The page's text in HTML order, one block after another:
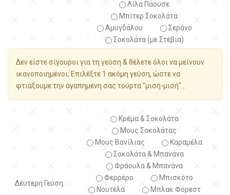
Λίλα Πάουσε
Μπίτερ Σοκολάτα
Αμυγδάλου
Σεράνο
Σοκολάτα (με Στέβια)
Δεν είστε σίγουροι για τη γεύση & θέλετε όλοι να μείνουν
ικανοποιημένοι; Επιλέξτε 1 ακόμη γεύση, ώστε να
φτιάξουμε την αγαπημένη σας τούρτα "μισή-μισή"...
Δέυτερη Γεύση:
Κρέμα & Σοκολάτα
Μους Σοκολάτας
Μους Βανίλιας
Καραμέλα
Σοκολάτα & Μπανάνα
Φράουλα & Μπανάνα
Φερρέρο
Μπισκότο
Νουτέλα
Μπλακ Φόρεστ